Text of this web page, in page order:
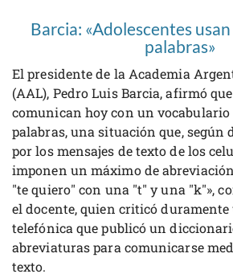
Barcia: «Adolescentes
palabras»
El presidente de la Academia
(AAL), Pedro Luis Barcia, afirmó
comunican hoy con un vocabulario
palabras, una situación que, según
por los mensajes de texto de los
imponen un máximo de
"te quiero" con una "t" y una "k"»,
el docente, quien criticó duramente
telefónica que publicó un
abreviaturas para comunicarse
texto.